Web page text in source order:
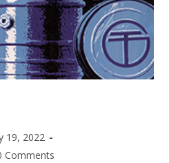
19, 2022
Comments